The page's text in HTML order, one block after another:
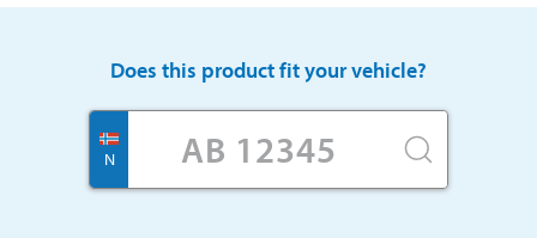
Does this product fit your vehicle?
N